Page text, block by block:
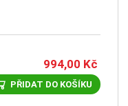
994,00 Kč
PŘIDAT DO KOŠÍKU